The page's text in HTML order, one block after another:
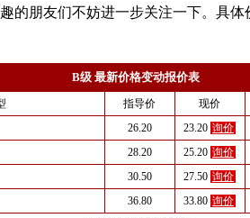
的朋友们不妨进一步关注一下。具体
B级 最新价格变动报价表
指导价 现价
26.20 23.20 询价
28.20 25.20 询价
30.50 27.50 询价
36.80 33.80 询价